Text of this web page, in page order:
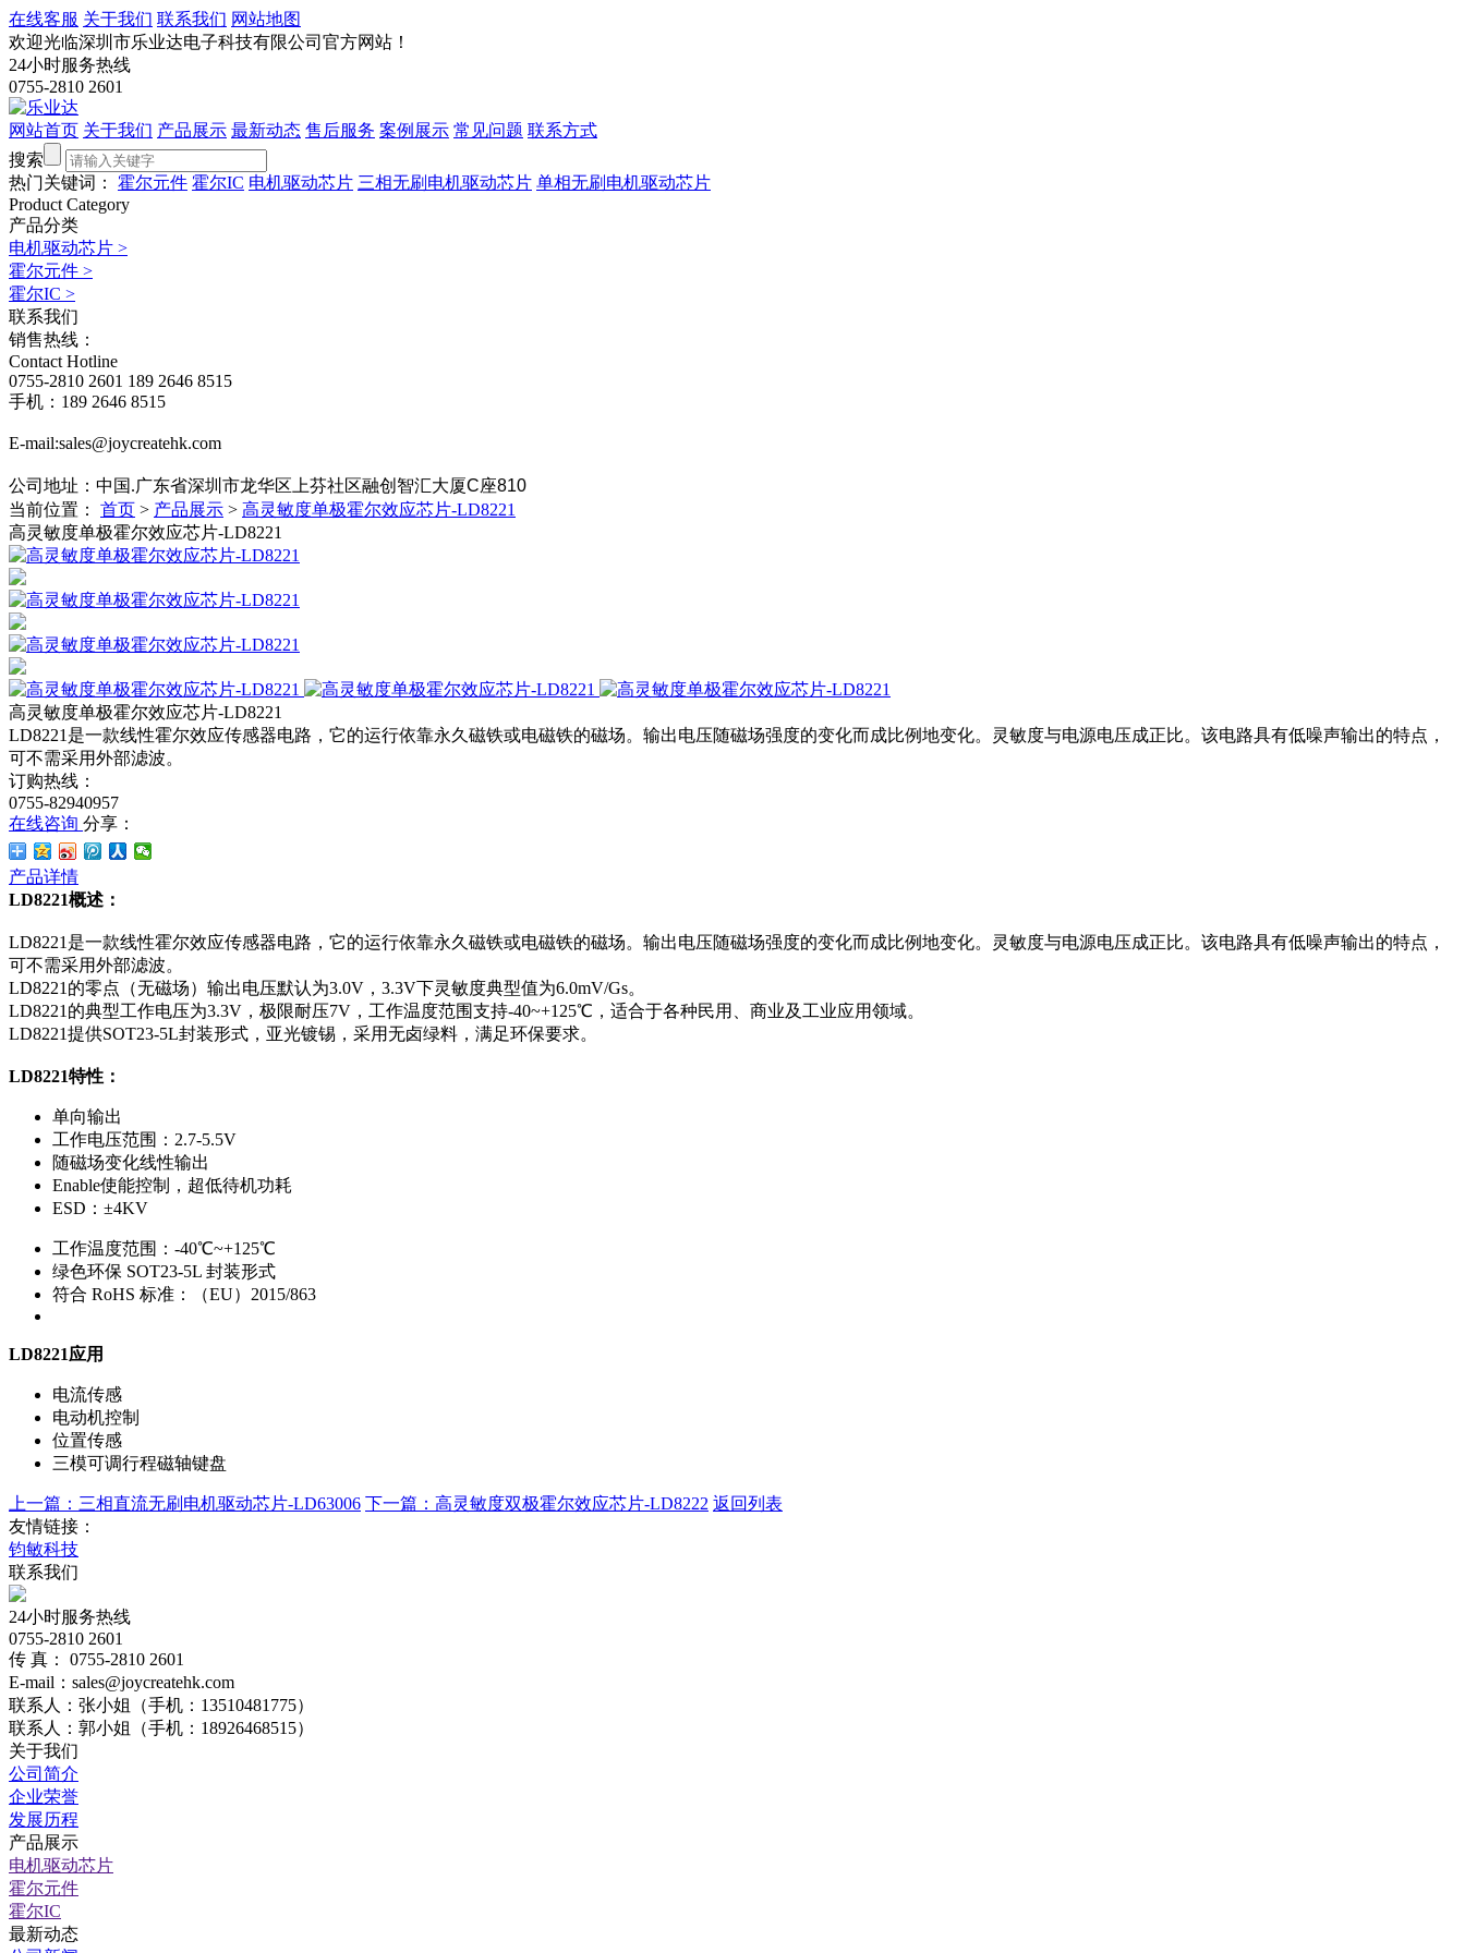
在线客服 关于我们 联系我们 网站地图
欢迎光临深圳市乐业达电子科技有限公司官方网站！
24小时服务热线
0755-2810 2601
网站首页 关于我们 产品展示 最新动态 售后服务 案例展示 常见问题 联系方式
搜索
热门关键词：
霍尔元件 霍尔IC 电机驱动芯片 三相无刷电机驱动芯片 单相无刷电机驱动芯片
Product Category
产品分类
电机驱动芯片 >
霍尔元件 >
霍尔IC >
联系我们
销售热线：
Contact Hotline
0755-2810 2601 189 2646 8515
手机：189 2646 8515
E-mail:sales@joycreatehk.com
公司地址：中国.广东省深圳市龙华区上芬社区融创智汇大厦C座810
当前位置： 首页 > 产品展示 > 高灵敏度单极霍尔效应芯片-LD8221
高灵敏度单极霍尔效应芯片-LD8221
高灵敏度单极霍尔效应芯片-LD8221
LD8221是一款线性霍尔效应传感器电路，它的运行依靠永久磁铁或电磁铁的磁场。输出电压随磁场强度的变化而成比例地变化。灵敏度与电源电压成正比。该电路具有低噪声输出的特点，
可不需采用外部滤波。
订购热线：
0755-82940957
在线咨询 分享：
产品详情
LD8221概述：
LD8221是一款线性霍尔效应传感器电路，它的运行依靠永久磁铁或电磁铁的磁场。输出电压随磁场强度的变化而成比例地变化。灵敏度与电源电压成正比。该电路具有低噪声输出的特点，
可不需采用外部滤波。
LD8221的零点（无磁场）输出电压默认为3.0V，3.3V下灵敏度典型值为6.0mV/Gs。
LD8221的典型工作电压为3.3V，极限耐压7V，工作温度范围支持-40~+125℃，适合于各种民用、商业及工业应用领域。
LD8221提供SOT23-5L封装形式，亚光镀锡，采用无卤绿料，满足环保要求。
LD8221特性：
单向输出
工作电压范围：2.7-5.5V
随磁场变化线性输出
Enable使能控制，超低待机功耗
ESD：±4KV
工作温度范围：-40℃~+125℃
绿色环保 SOT23-5L 封装形式
符合 RoHS 标准：（EU）2015/863
LD8221应用
电流传感
电动机控制
位置传感
三模可调行程磁轴键盘
上一篇：三相直流无刷电机驱动芯片-LD63006 下一篇：高灵敏度双极霍尔效应芯片-LD8222 返回列表
友情链接：
钧敏科技
联系我们
24小时服务热线
0755-2810 2601
传 真： 0755-2810 2601
E-mail：sales@joycreatehk.com
联系人：张小姐（手机：13510481775）
联系人：郭小姐（手机：18926468515）
关于我们
公司简介
企业荣誉
发展历程
产品展示
电机驱动芯片
霍尔元件
霍尔IC
最新动态